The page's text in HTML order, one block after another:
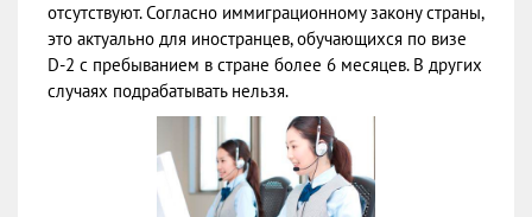
отсутствуют. Согласно иммиграционному закону страны,
это актуально для иностранцев, обучающихся по визе
D-2 с пребыванием в стране более 6 месяцев. В других
случаях подрабатывать нельзя.